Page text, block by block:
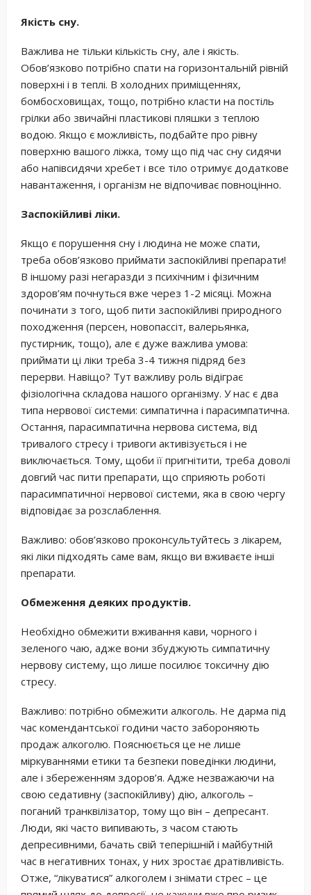
Якість сну.
Важлива не тільки кількість сну, але і якість.
Обов’язково потрібно спати на горизонтальній рівній
поверхні і в теплі. В холодних приміщеннях,
бомбосховищах, тощо, потрібно класти на постіль
грілки або звичайні пластикові пляшки з теплою
водою. Якщо є можливість, подбайте про рівну
поверхню вашого ліжка, тому що під час сну сидячи
або напівсидячи хребет і все тіло отримує додаткове
навантаження, і організм не відпочиває повноцінно.
Заспокійливі ліки.
Якщо є порушення сну і людина не може спати,
треба обов’язково приймати заспокійливі препарати!
В іншому разі негаразди з психічним і фізичним
здоров’ям почнуться вже через 1-2 місяці. Можна
починати з того, щоб пити заспокійливі природного
походження (персен, новопассіт, валерьянка,
пустирник, тощо), але є дуже важлива умова:
приймати ці ліки треба 3-4 тижня підряд без
перерви. Навіщо? Тут важливу роль відіграє
фізіологічна складова нашого організму. У нас є два
типа нервової системи: симпатична і парасимпатична.
Остання, парасимпатична нервова система, від
тривалого стресу і тривоги активізується і не
виключається. Тому, щоби її пригнітити, треба доволі
довгий час пити препарати, що сприяють роботі
парасимпатичної нервової системи, яка в свою чергу
відповідає за розслаблення.
Важливо: обов’язково проконсультуйтесь з лікарем,
які ліки підходять саме вам, якщо ви вживаєте інші
препарати.
Обмеження деяких продуктів.
Необхідно обмежити вживання кави, чорного і
зеленого чаю, адже вони збуджують симпатичну
нервову систему, що лише посилює токсичну дію
стресу.
Важливо: потрібно обмежити алкоголь. Не дарма під
час комендантської години часто забороняють
продаж алкоголю. Пояснюється це не лише
міркуваннями етики та безпеки поведінки людини,
але і збереженням здоров’я. Адже незважаючи на
свою седативну (заспокійливу) дію, алкоголь –
поганий транквілізатор, тому що він – депресант.
Люди, які часто випивають, з часом стають
депресивними, бачать свій теперішній і майбутній
час в негативних тонах, у них зростає дратівливість.
Отже, “лікуватися” алкоголем і знімати стрес – це